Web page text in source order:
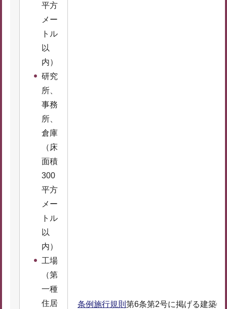
平方
メー
トル
以
内）
研究
所、
事務
所、
倉庫
（床
面積
300
平方
メー
トル
以
内）
工場
（第
一種
住居
条例施行規則 第6条第2号に掲げる建築